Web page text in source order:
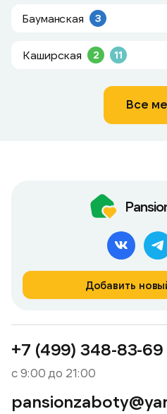
Бауманская 3
Каширская 2 11
Все
Добавить
+7 (499) 348-83-69
с 9:00 до 21:00